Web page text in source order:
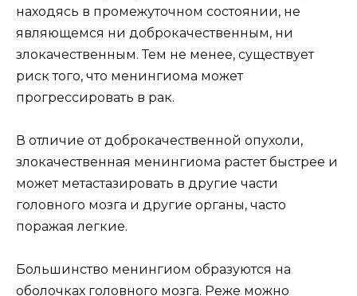
находясь в промежуточном состоянии, не
являющемся ни доброкачественным, ни
злокачественным. Тем не менее, существует
риск того, что менингиома может
прогрессировать в рак.
В отличие от доброкачественной опухоли,
злокачественная менингиома растет быстрее и
может метастазировать в другие части
головного мозга и другие органы, часто
поражая легкие.
Большинство менингиом образуются на
оболочках головного мозга. Реже можно